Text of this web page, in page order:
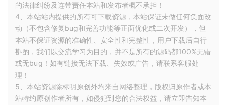
（打开你的ndk 路径 local.properties配置文件可以看到你的
ndk 文件位置 如上图 ndk-bundle 把这个包下的文件删除 然后
https://developer.android.google.cn/ndk/downloads/older_
releases 下载ndk 解压到ndk-bundle报下即可）
另一种是不通过ndk 编译 （打开local.properties 删除或者注
释ndk 配置 清一下缓存 编译运行即可）
我使用了第三种 如上图如示 既然ndk r17 不支持mips 那就手动
配置 cpu 资源 / 或者删除项目中mips 相关cpu资源
的法律纠纷及连带责任本站和发布者概不承担！
4、本站站内提供的所有可下载资源，本站保证未做任何负面改
动（不包含修复bug和完善功能等正面优化或二次开发），但
本站不保证资源的准确性、安全性和完整性，用户下载后自行
斟酌，我们以交流学习为目的，并不是所有的源码都100%无错
或无bug！如有链接无法下载、失效或广告，请联系客服处
理！
5、本站资源除标明原创外均来自网络整理，版权归原作者或本
站特约原创作者所有，如侵犯到您的合法权益，请立即告知本